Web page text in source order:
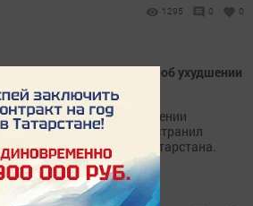
1295 0 0
Синоптики педупреждают об ухудшении
погодных условий
Предупреждение об ухудшении
погодных условий распространил
сегодня Гидрометцентр Татарстана.